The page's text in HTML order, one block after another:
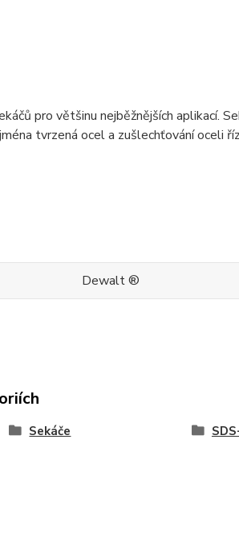
pro většinu nejběžnějších aplikací.
tvrzená ocel a zušlechťování oceli
Dewalt ®
Sekáče